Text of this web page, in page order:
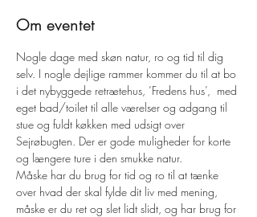
Om eventet
Nogle dage med skøn natur, ro og tid til dig
selv. I nogle dejlige rammer kommer du til at bo
i det nybyggede retrætehus, ’Fredens hus’,  med
eget bad/toilet til alle værelser og adgang til
stue og fuldt køkken med udsigt over
Sejrøbugten. Der er gode muligheder for korte
og længere ture i den smukke natur.
Måske har du brug for tid og ro til at tænke
over hvad der skal fylde dit liv med mening,
måske er du ret og slet lidt slidt, og har brug for